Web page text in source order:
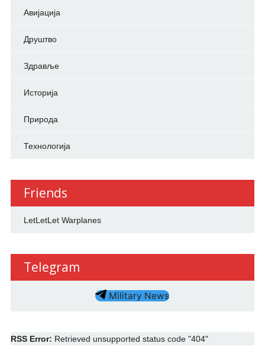
Авијација
Друштво
Здравље
Историја
Природа
Технологија
Friends
LetLetLet Warplanes
Telegram
Military News
RSS Error: Retrieved unsupported status code "404"